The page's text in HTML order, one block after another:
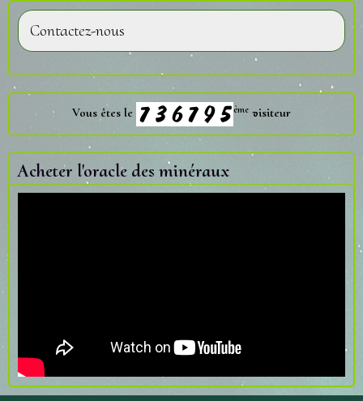
Contactez-nous
Vous êtes le ème visiteur
Acheter l'oracle des minéraux